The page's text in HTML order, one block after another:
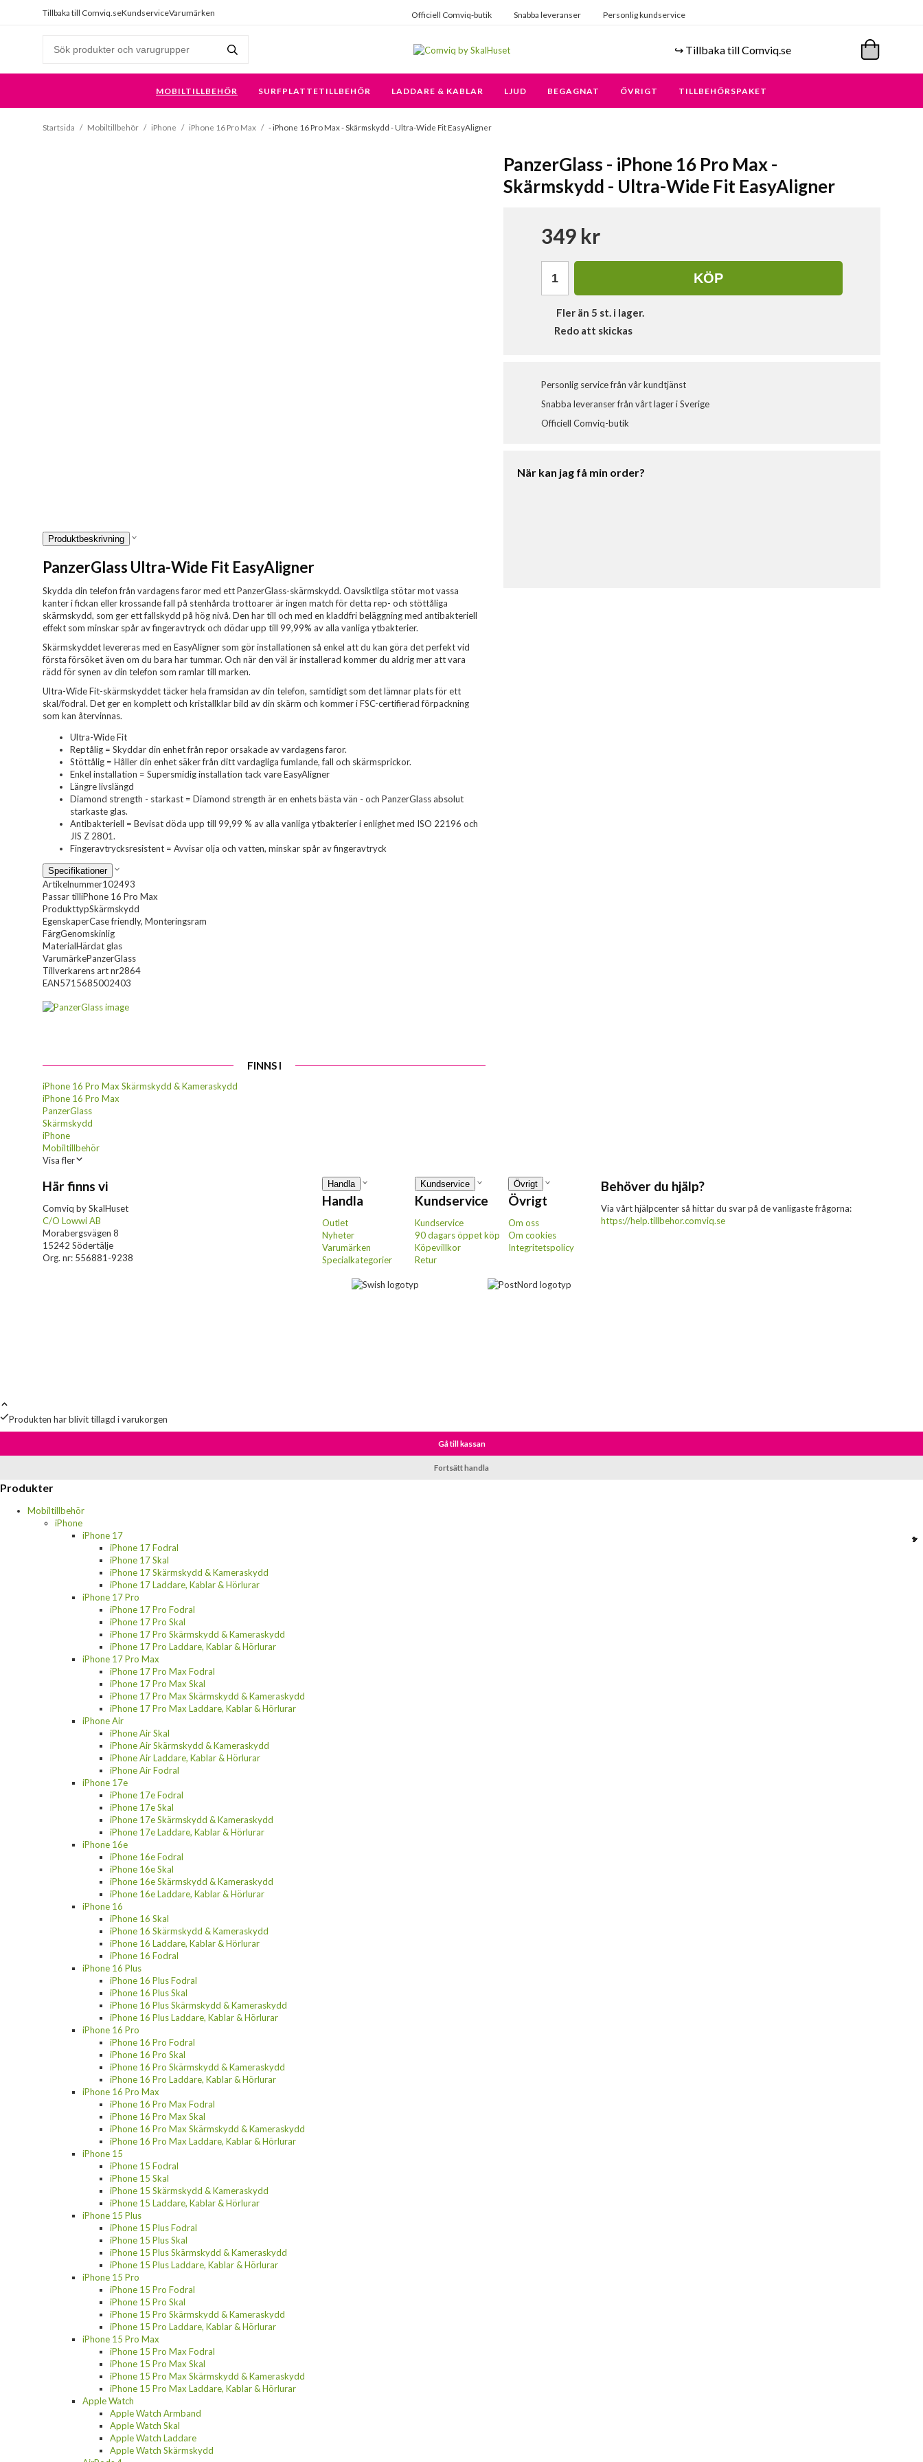
Tillbaka till Comviq.seKundserviceVarumärken Officiell Comviq-butik Snabba leveranser Personlig kundservice
↪️ Tillbaka till Comviq.se
MOBILTILLBEHÖR SURFPLATTETILLBEHÖR LADDARE & KABLAR LJUD BEGAGNAT ÖVRIGT TILLBEHÖRSPAKET
Startsida / Mobiltillbehör / iPhone / iPhone 16 Pro Max / - iPhone 16 Pro Max - Skärmskydd - Ultra-Wide Fit EasyAligner
PanzerGlass - iPhone 16 Pro Max -
Skärmskydd - Ultra-Wide Fit EasyAligner
349 kr
KÖP
Fler än 5 st. i lager.
Redo att skickas
Personlig service från vår kundtjänst
Snabba leveranser från vårt lager i Sverige
Officiell Comviq-butik
När kan jag få min order?
Produktbeskrivning
PanzerGlass Ultra-Wide Fit EasyAligner
Skydda din telefon från vardagens faror med ett PanzerGlass-skärmskydd. Oavsiktliga stötar mot vassa
kanter i fickan eller krossande fall på stenhårda trottoarer är ingen match för detta rep- och stöttåliga
skärmskydd, som ger ett fallskydd på hög nivå. Den har till och med en kladdfri beläggning med antibakteriell
effekt som minskar spår av fingeravtryck och dödar upp till 99,99% av alla vanliga ytbakterier.
Skärmskyddet levereras med en EasyAligner som gör installationen så enkel att du kan göra det perfekt vid
första försöket även om du bara har tummar. Och när den väl är installerad kommer du aldrig mer att vara
rädd för synen av din telefon som ramlar till marken.
Ultra-Wide Fit-skärmskyddet täcker hela framsidan av din telefon, samtidigt som det lämnar plats för ett
skal/fodral. Det ger en komplett och kristallklar bild av din skärm och kommer i FSC-certifierad förpackning
som kan återvinnas.
Ultra-Wide Fit
Reptålig = Skyddar din enhet från repor orsakade av vardagens faror.
Stöttålig = Håller din enhet säker från ditt vardagliga fumlande, fall och skärmsprickor.
Enkel installation = Supersmidig installation tack vare EasyAligner
Längre livslängd
Diamond strength - starkast = Diamond strength är en enhets bästa vän - och PanzerGlass absolut
starkaste glas.
Antibakteriell = Bevisat döda upp till 99,99 % av alla vanliga ytbakterier i enlighet med ISO 22196 och
JIS Z 2801.
Fingeravtrycksresistent = Avvisar olja och vatten, minskar spår av fingeravtryck
Specifikationer
Artikelnummer102493
Passar tilliPhone 16 Pro Max
ProdukttypSkärmskydd
EgenskaperCase friendly, Monteringsram
FärgGenomskinlig
MaterialHärdat glas
VarumärkePanzerGlass
Tillverkarens art nr2864
EAN5715685002403
FINNS I
iPhone 16 Pro Max Skärmskydd & Kameraskydd
iPhone 16 Pro Max
PanzerGlass
Skärmskydd
iPhone
Mobiltillbehör
Visa fler
Här finns vi
Comviq by SkalHuset
C/O Lowwi AB
Morabergsvägen 8
15242 Södertälje
Org. nr: 556881-9238
Handla
Handla
Outlet
Nyheter
Varumärken
Specialkategorier
Kundservice
Kundservice
Kundservice
90 dagars öppet köp
Köpevillkor
Retur
Övrigt
Övrigt
Om oss
Om cookies
Integritetspolicy
Behöver du hjälp?
Via vårt hjälpcenter så hittar du svar på de vanligaste frågorna:
https://help.tillbehor.comviq.se
Produkten har blivit tillagd i varukorgen
Gå till kassan
Fortsätt handla
Produkter
Mobiltillbehör
iPhone
iPhone 17
iPhone 17 Fodral
iPhone 17 Skal
iPhone 17 Skärmskydd & Kameraskydd
iPhone 17 Laddare, Kablar & Hörlurar
iPhone 17 Pro
iPhone 17 Pro Fodral
iPhone 17 Pro Skal
iPhone 17 Pro Skärmskydd & Kameraskydd
iPhone 17 Pro Laddare, Kablar & Hörlurar
iPhone 17 Pro Max
iPhone 17 Pro Max Fodral
iPhone 17 Pro Max Skal
iPhone 17 Pro Max Skärmskydd & Kameraskydd
iPhone 17 Pro Max Laddare, Kablar & Hörlurar
iPhone Air
iPhone Air Skal
iPhone Air Skärmskydd & Kameraskydd
iPhone Air Laddare, Kablar & Hörlurar
iPhone Air Fodral
iPhone 17e
iPhone 17e Fodral
iPhone 17e Skal
iPhone 17e Skärmskydd & Kameraskydd
iPhone 17e Laddare, Kablar & Hörlurar
iPhone 16e
iPhone 16e Fodral
iPhone 16e Skal
iPhone 16e Skärmskydd & Kameraskydd
iPhone 16e Laddare, Kablar & Hörlurar
iPhone 16
iPhone 16 Skal
iPhone 16 Skärmskydd & Kameraskydd
iPhone 16 Laddare, Kablar & Hörlurar
iPhone 16 Fodral
iPhone 16 Plus
iPhone 16 Plus Fodral
iPhone 16 Plus Skal
iPhone 16 Plus Skärmskydd & Kameraskydd
iPhone 16 Plus Laddare, Kablar & Hörlurar
iPhone 16 Pro
iPhone 16 Pro Fodral
iPhone 16 Pro Skal
iPhone 16 Pro Skärmskydd & Kameraskydd
iPhone 16 Pro Laddare, Kablar & Hörlurar
iPhone 16 Pro Max
iPhone 16 Pro Max Fodral
iPhone 16 Pro Max Skal
iPhone 16 Pro Max Skärmskydd & Kameraskydd
iPhone 16 Pro Max Laddare, Kablar & Hörlurar
iPhone 15
iPhone 15 Fodral
iPhone 15 Skal
iPhone 15 Skärmskydd & Kameraskydd
iPhone 15 Laddare, Kablar & Hörlurar
iPhone 15 Plus
iPhone 15 Plus Fodral
iPhone 15 Plus Skal
iPhone 15 Plus Skärmskydd & Kameraskydd
iPhone 15 Plus Laddare, Kablar & Hörlurar
iPhone 15 Pro
iPhone 15 Pro Fodral
iPhone 15 Pro Skal
iPhone 15 Pro Skärmskydd & Kameraskydd
iPhone 15 Pro Laddare, Kablar & Hörlurar
iPhone 15 Pro Max
iPhone 15 Pro Max Fodral
iPhone 15 Pro Max Skal
iPhone 15 Pro Max Skärmskydd & Kameraskydd
iPhone 15 Pro Max Laddare, Kablar & Hörlurar
Apple Watch
Apple Watch Armband
Apple Watch Skal
Apple Watch Laddare
Apple Watch Skärmskydd